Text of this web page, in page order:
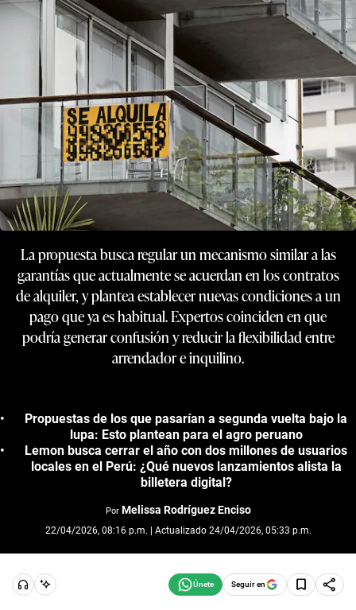
La propuesta busca regular un mecanismo similar a las
garantías que actualmente se acuerdan en los contratos
de alquiler, y plantea establecer nuevas condiciones a un
pago que ya es habitual. Expertos coinciden en que
podría generar confusión y reducir la flexibilidad entre
arrendador e inquilino.
Propuestas de los que pasarían a segunda vuelta bajo la
lupa: Esto plantean para el agro peruano
Lemon busca cerrar el año con dos millones de usuarios
locales en el Perú: ¿Qué nuevos lanzamientos alista la
billetera digital?
Por Melissa Rodríguez Enciso
22/04/2026, 08:16 p.m. | Actualizado 24/04/2026, 05:33 p.m.
Seguir en